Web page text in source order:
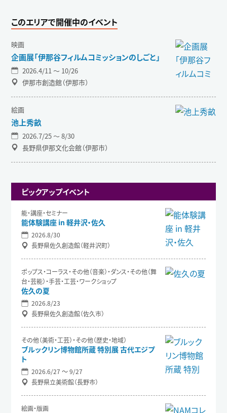
このエリアで開催中のイベント
映画
企画展「伊那谷フィルムコミッションのしごと」
2026.4/11 〜 10/26
伊那市創造館（伊那市）
絵画
池上秀畝
2026.7/25 〜 8/30
長野県伊那文化会館（伊那市）
ピックアップイベント
能・講座・セミナー
能体験講座 in 軽井沢・佐久
2026.8/30
長野県佐久創造館（軽井沢町）
ポップス・コーラス・その他（音楽）・ダンス・その他（舞
台・芸能）・手芸・工芸・ワークショップ
佐久の夏
2026.8/23
長野県佐久創造館（佐久市）
その他（美術・工芸）・その他（歴史・地域）
ブルックリン博物館所蔵 特別展 古代エジプ
ト
2026.6/27 〜 9/27
長野県立美術館（長野市）
絵画・版画